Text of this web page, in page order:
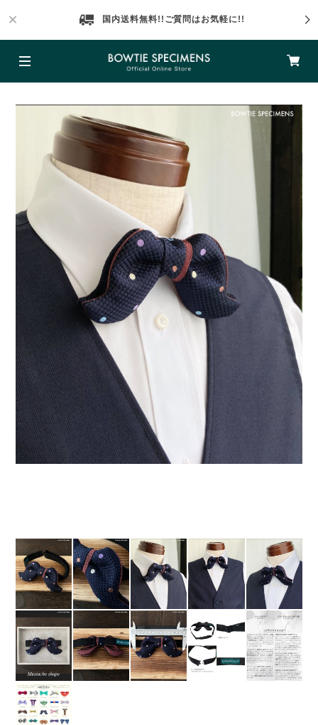
国内送料無料!!ご質問はお気軽に!!